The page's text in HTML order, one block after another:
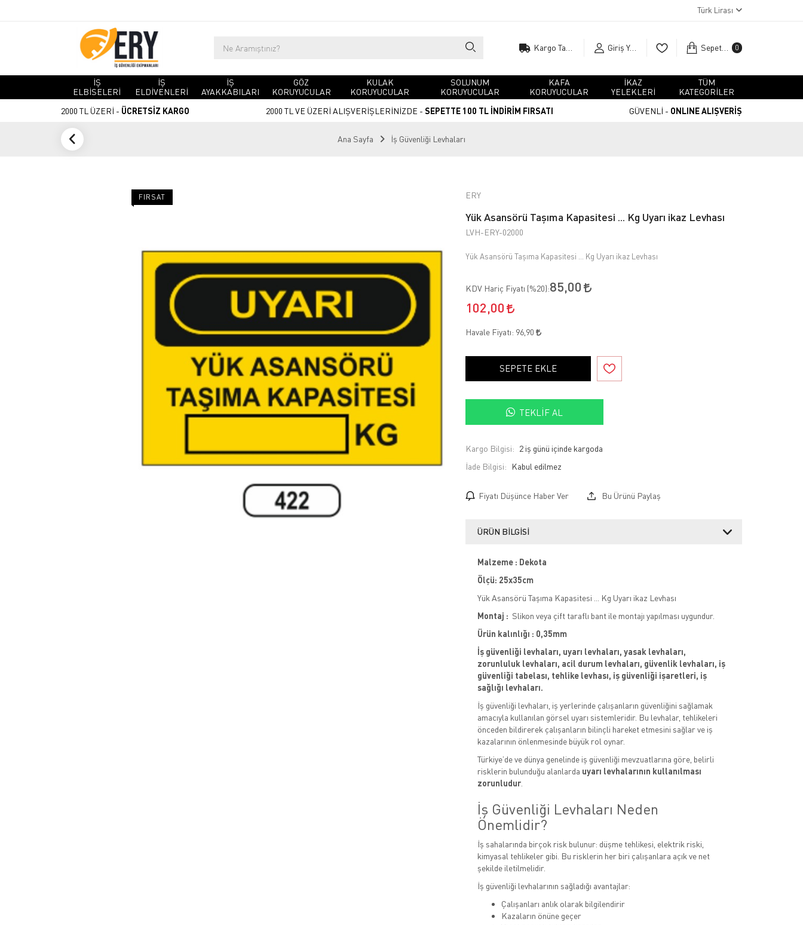
Türk Lirası
Giriş Yap Sepetim 0
İŞ
ELBİSELERİ
İŞ
ELDİVENLERİ
İŞ
AYAKKABILARI
GÖZ
KORUYUCULAR
KULAK
KORUYUCULAR
SOLUNUM
KORUYUCULAR
KAFA
KORUYUCULAR
İKAZ
YELEKLERİ
TÜM
KATEGORİLER
2000 TL ÜZERİ - ÜCRETSİZ KARGO 2000 TL VE ÜZERİ ALIŞVERİŞLERİNİZDE - SEPETTE 100 TL İNDİRİM FIRSATI GÜVENLİ - ONLINE ALIŞVERİŞ
Ana Sayfa İş Güvenliği Levhaları
FIRSAT ERY
Yük Asansörü Taşıma Kapasitesi ... Kg Uyarı ikaz Levhası
LVH-ERY-02000
Yük Asansörü Taşıma Kapasitesi ... Kg Uyarı ikaz Levhası
KDV Hariç Fiyatı (%20):85,00
102,00
Havale Fiyatı: 96,90
SEPETE EKLE
TEKLIF AL
Kargo Bilgisi: 2 iş günü içinde kargoda
İade Bilgisi:
Fiyatı Düşünce Haber Ver Bu Ürünü Paylaş
ÜRÜN BILGISI
Malzeme : Dekota
Ölçü: 25x35cm
Yük Asansörü Taşıma Kapasitesi ... Kg Uyarı ikaz Levhası
Montaj : Slikon veya çift taraflı bant ile montajı yapılması uygundur.
Ürün kalınlığı : 0,35mm
İş güvenliği levhaları, uyarı levhaları, yasak levhaları,
zorunluluk levhaları, acil durum levhaları, güvenlik levhaları, iş
güvenliği tabelası, tehlike levhası, iş güvenliği işaretleri, iş
sağlığı levhaları.
İş güvenliği levhaları, iş yerlerinde çalışanların güvenliğini sağlamak
amacıyla kullanılan görsel uyarı sistemleridir. Bu levhalar, tehlikeleri
önceden bildirerek çalışanların bilinçli hareket etmesini sağlar ve iş
kazalarının önlenmesinde büyük rol oynar.
Türkiye’de ve dünya genelinde iş güvenliği mevzuatlarına göre, belirli
risklerin bulunduğu alanlarda uyarı levhalarının kullanılması
zorunludur.
İş Güvenliği Levhaları Neden
Önemlidir?
İş sahalarında birçok risk bulunur: düşme tehlikesi, elektrik riski,
kimyasal tehlikeler gibi. Bu risklerin her biri çalışanlara açık ve net
şekilde iletilmelidir.
İş güvenliği levhalarının sağladığı avantajlar:
Çalışanları anlık olarak bilgilendirir
Kazaların önüne geçer